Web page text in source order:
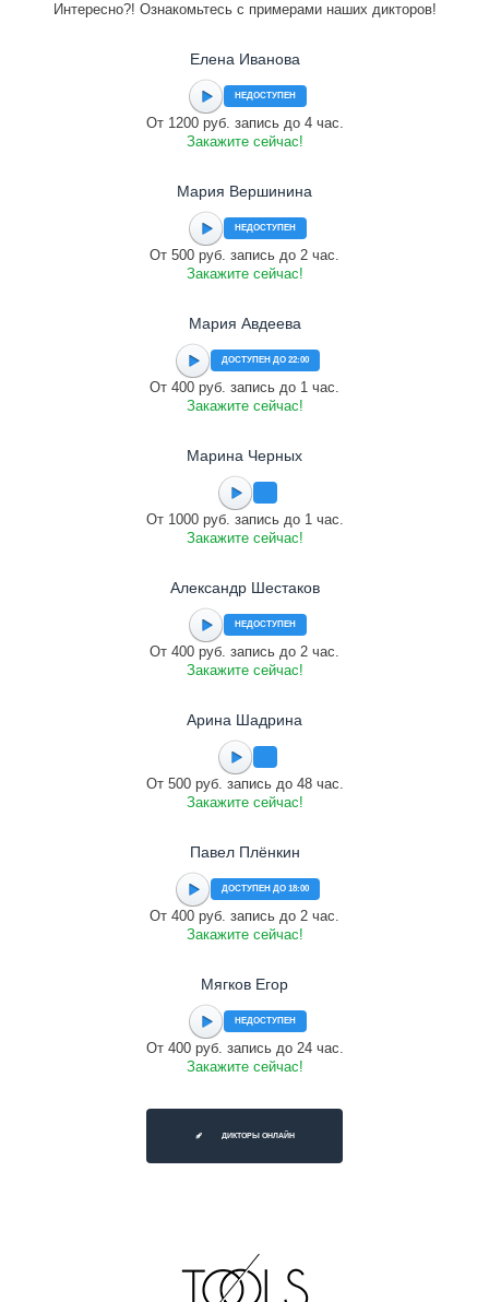
Интересно?! Ознакомьтесь с примерами наших дикторов!
Елена Иванова
НЕДОСТУПЕН
От 1200 руб. запись до 4 час.
Закажите сейчас!
Мария Вершинина
НЕДОСТУПЕН
От 500 руб. запись до 2 час.
Закажите сейчас!
Мария Авдеева
ДОСТУПЕН ДО 22:00
От 400 руб. запись до 1 час.
Закажите сейчас!
Марина Черных
От 1000 руб. запись до 1 час.
Закажите сейчас!
Александр Шестаков
НЕДОСТУПЕН
От 400 руб. запись до 2 час.
Закажите сейчас!
Арина Шадрина
От 500 руб. запись до 48 час.
Закажите сейчас!
Павел Плёнкин
ДОСТУПЕН ДО 18:00
От 400 руб. запись до 2 час.
Закажите сейчас!
Мягков Егор
НЕДОСТУПЕН
От 400 руб. запись до 24 час.
Закажите сейчас!
ДИКТОРЫ ОНЛАЙН